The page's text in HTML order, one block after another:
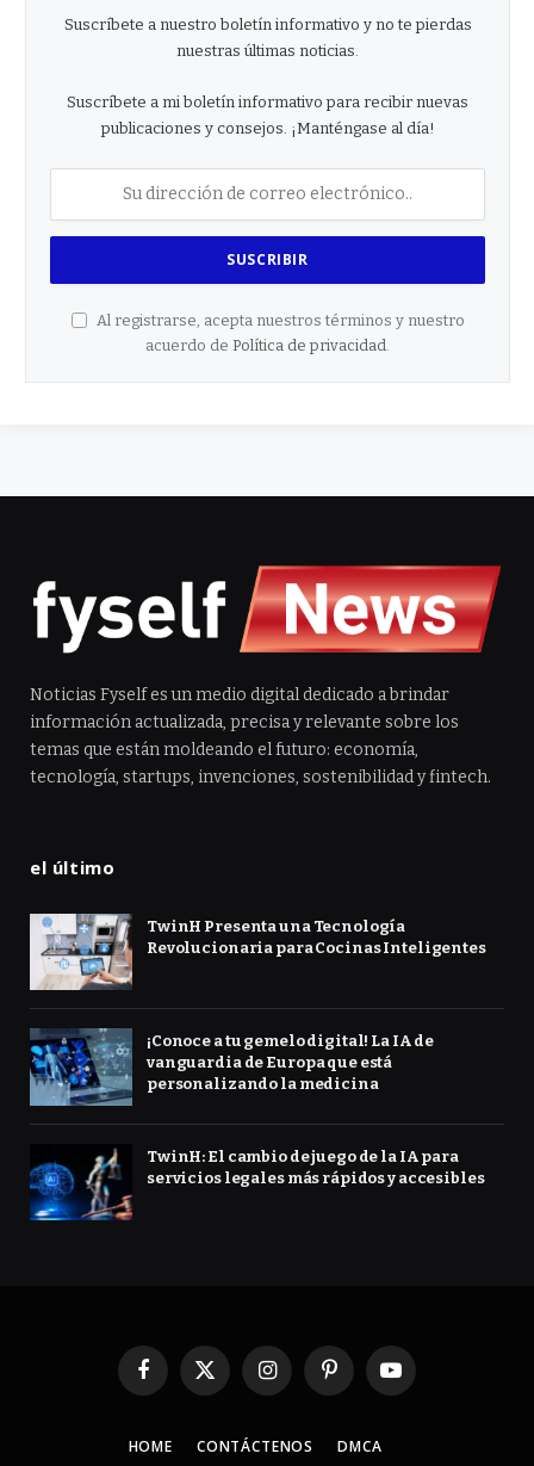
Suscríbete a nuestro boletín informativo y no te pierdas
nuestras últimas noticias.
Suscríbete a mi boletín informativo para recibir nuevas
publicaciones y consejos. ¡Manténgase al día!
Al registrarse, acepta nuestros términos y nuestro
acuerdo de Política de privacidad
Noticias Fyself es un medio digital dedicado a brindar
información actualizada, precisa y relevante sobre los
temas que están moldeando el futuro: economía,
tecnología, startups, invenciones, sostenibilidad y fintech.
el último
TwinH Presenta una Tecnología
Revolucionaria para Cocinas Inteligentes
¡Conoce a tu gemelo digital! La IA de
vanguardia de Europa que está
personalizando la medicina
TwinH: El cambio de juego de la IA para
servicios legales más rápidos y accesibles
Facebook
X
InstagramPinterestYouTube
HOME CONTÁCTENOS DMCA